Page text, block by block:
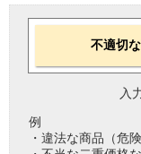
不適切
入
例
・違法な商品（危